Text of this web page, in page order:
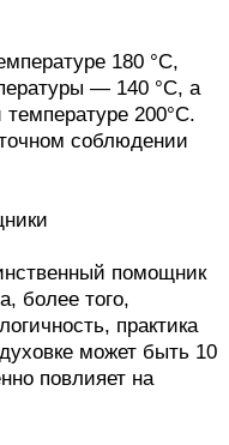
180 °С,
— 140 °С, а
температуре 200°С.
соблюдении
помощник
более того,
практика
может быть 10
повлияет на